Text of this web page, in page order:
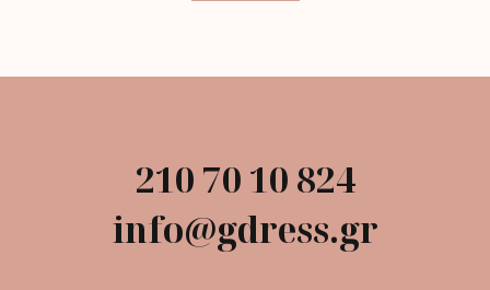
210 70 10 824
info@gdress.gr